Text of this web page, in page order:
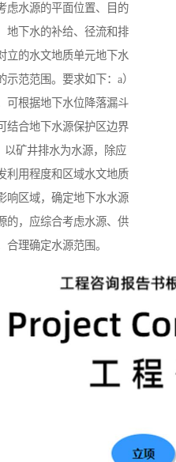
虑水源的平面位置、目的
地下水的补给、径流和排
立的水文地质单元地下水
范范围。要求如下：a）
可根据地下水位降落漏斗
结合地下水源保护区边界
以矿井排水为水源，除应
利用程度和区域水文地质
响区域，确定地下水水源
的，应综合考虑水源、供
理确定水源范围。